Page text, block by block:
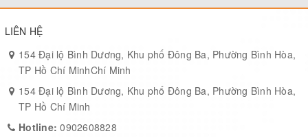
LIÊN HỆ
154 Đại lộ Bình Dương, Khu phố Đông Ba, Phường Bình Hòa,
TP Hồ Chí MinhChí Minh
154 Đại lộ Bình Dương, Khu phố Đông Ba, Phường Bình Hòa,
TP Hồ Chí Minh
Hotline:0902608828